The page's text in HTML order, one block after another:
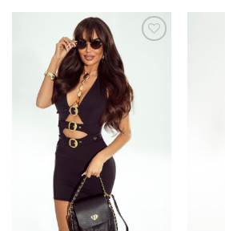
349,00 zł.199,00 zł.
Dodaj do
ulubionych